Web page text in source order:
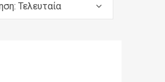
Τελευταία